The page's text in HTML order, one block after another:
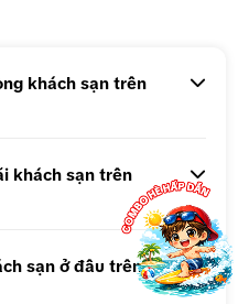
– Hà Nội
Nha
khách sạn trên
khách sạn trên
sạn ở đâu trên